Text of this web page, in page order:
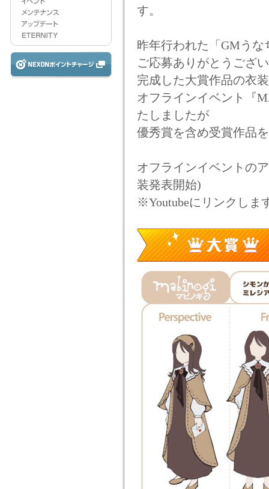
す。
昨年行われた「GMう
ご応募ありがとうござ
完成した大賞作品の衣
オフラインイベント『
たしましたが
優秀賞を含め受賞作品
オフラインイベントの
装発表開始)
※Youtubeにリンクしま